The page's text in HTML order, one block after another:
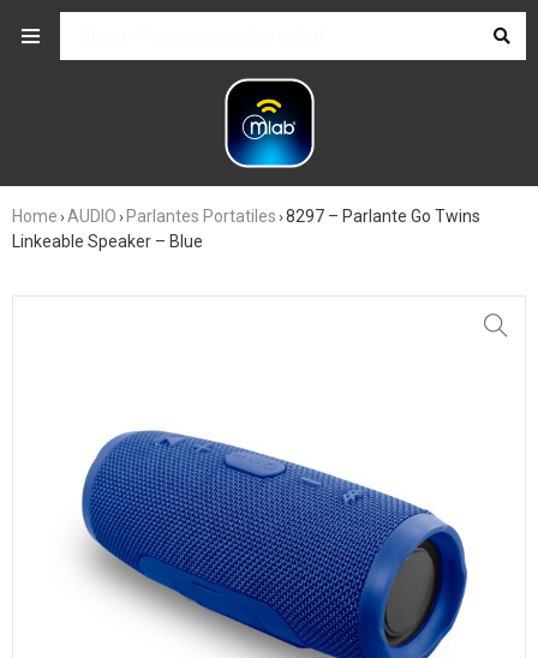
Home ›AUDIO › Parlantes Portatiles ›8297 – Parlante Go Twins
Linkeable Speaker – Blue